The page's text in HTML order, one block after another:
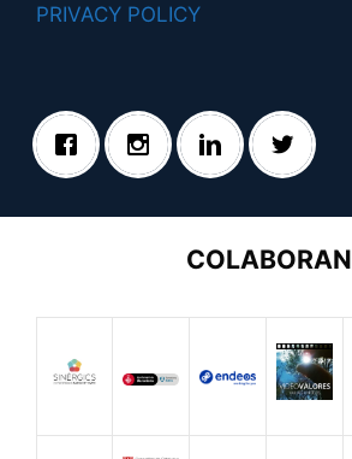
PRIVACY POLICY
COLABORAN